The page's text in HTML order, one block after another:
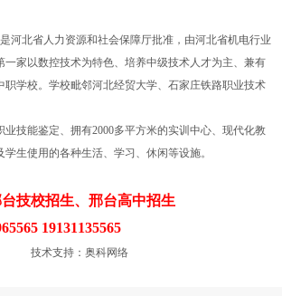
是河北省人力资源和社会保障厅批准，由河北省机电行业
一家以数控技术为特色、培养中级技术人才为主、兼有
职学校。学校毗邻河北经贸大学、石家庄铁路职业技术
技能鉴定、拥有2000多平方米的实训中心、现代化教
生使用的各种生活、学习、休闲等设施。
技校招生、邢台高中招生
19131135565
技术支持： 奥科网络